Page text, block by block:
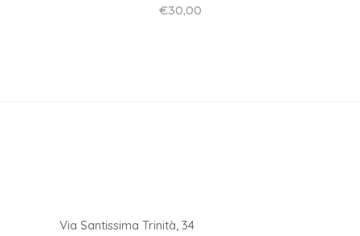
€30,00
Via Santissima Trinità, 34